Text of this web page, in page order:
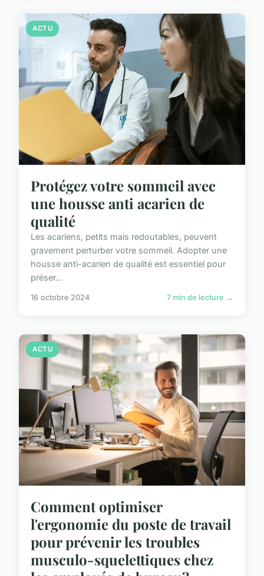
ACTU
Protégez votre sommeil avec
une housse anti acarien de
qualité
Les acariens, petits mais redoutables, peuvent
gravement perturber votre sommeil. Adopter une
housse anti-acarien de qualité est essentiel pour
préser...
16 octobre 2024 7 min de lecture →
ACTU
Comment optimiser
l'ergonomie du poste de travail
pour prévenir les troubles
musculo-squelettiques chez